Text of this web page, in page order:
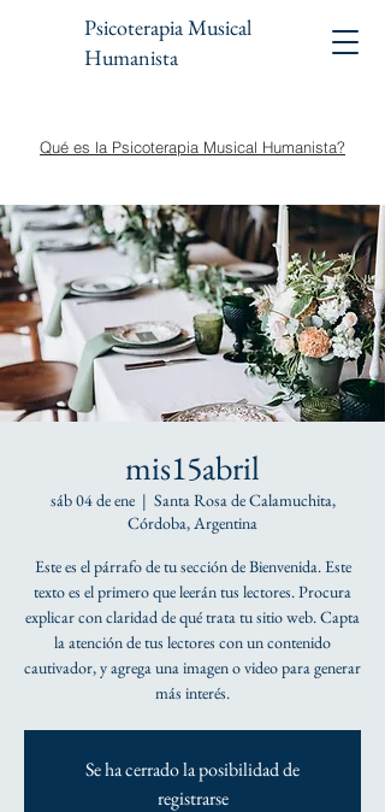
Psicoterapia Musical
Humanista
Qué es la Psicoterapia Musical Humanista?
mis15abril
sáb 04 de ene
  |
Santa Rosa de Calamuchita,
Córdoba, Argentina
Este es el párrafo de tu sección de Bienvenida. Este
texto es el primero que leerán tus lectores. Procura
explicar con claridad de qué trata tu sitio web. Capta
la atención de tus lectores con un contenido
cautivador, y agrega una imagen o video para generar
más interés.
Se ha cerrado la posibilidad de
registrarse